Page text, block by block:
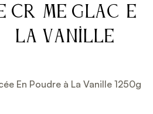
Crème Glacée
La Vanille
En Poudre à La Vanille 1250g